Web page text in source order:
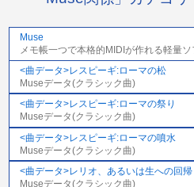
Muse
メモ帳一つで本格的MIDIが作れる軽量ソ
<曲データ>レスピーギ:ローマの松
Museデータ(クラシック曲)
<曲データ>レスピーギ:ローマの祭り
Museデータ(クラシック曲)
<曲データ>レスピーギ:ローマの噴水
Museデータ(クラシック曲)
<曲データ>レリオ、あるいは生への回帰
Museデータ(クラシック曲)